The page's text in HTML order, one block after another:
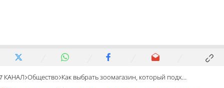
7 КАНАЛ Общество Как выбрать зоомагазин, который подходит вашим потребностям?